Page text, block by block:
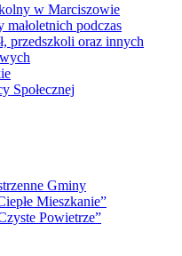
w Marciszowie
małoletnich podczas
przedszkoli oraz innych
Społecznej
Gminy
Mieszkanie”
Powietrze”